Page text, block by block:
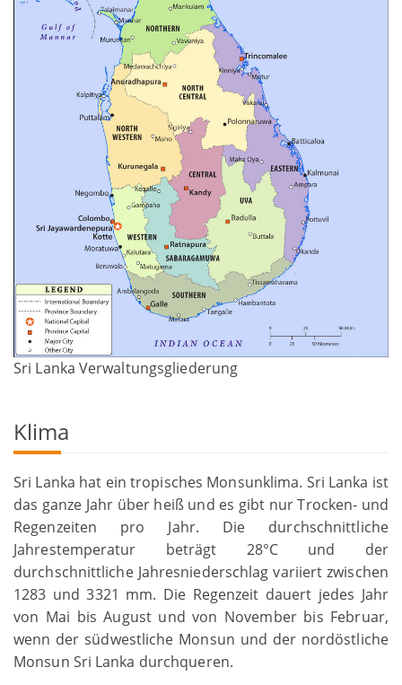
Sri Lanka Verwaltungsgliederung
Klima
Sri Lanka hat ein tropisches Monsunklima. Sri Lanka ist
das ganze Jahr über heiß und es gibt nur Trocken- und
Regenzeiten pro Jahr. Die durchschnittliche
Jahrestemperatur beträgt 28°C und der
durchschnittliche Jahresniederschlag variiert zwischen
1283 und 3321 mm. Die Regenzeit dauert jedes Jahr
von Mai bis August und von November bis Februar,
wenn der südwestliche Monsun und der nordöstliche
Monsun Sri Lanka durchqueren.